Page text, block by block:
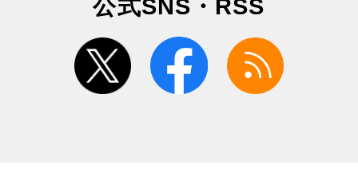
公式SNS・RSS
twitter facebook